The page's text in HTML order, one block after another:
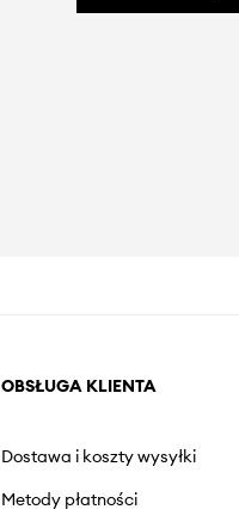
OBSŁUGA KLIENTA
Dostawa i koszty wysyłki
Metody płatności